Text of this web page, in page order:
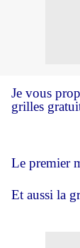
Je vous
grilles
Le premier
Et aussi la